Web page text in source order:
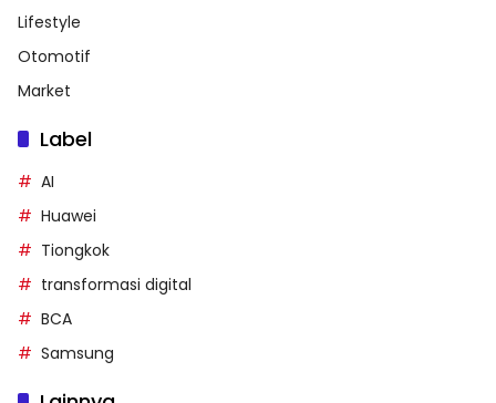
Lifestyle
Otomotif
Market
Label
AI
Huawei
Tiongkok
transformasi digital
BCA
Samsung